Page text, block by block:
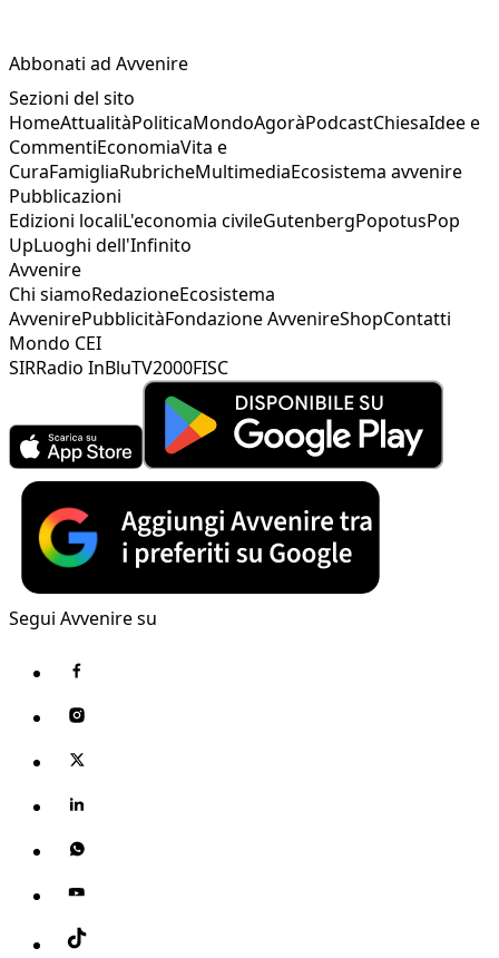
Abbonati ad Avvenire
Sezioni del sito
HomeAttualitàPoliticaMondoAgoràPodcastChiesaIdee e
CommentiEconomiaVita e
CuraFamigliaRubricheMultimediaEcosistema avvenire
Pubblicazioni
Edizioni localiL'economia civileGutenbergPopotusPop
UpLuoghi dell'Infinito
Avvenire
Chi siamoRedazioneEcosistema
AvvenirePubblicitàFondazione AvvenireShopContatti
Mondo CEI
SIRRadio InBluTV2000FISC
Segui Avvenire su